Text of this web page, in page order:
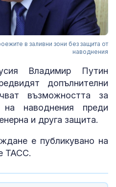
в заливни зони без защита от
наводнения
Владимир Путин
допълнителни
възможността за
наводнения преди
и друга защита.
е публикувано на
ТАСС.